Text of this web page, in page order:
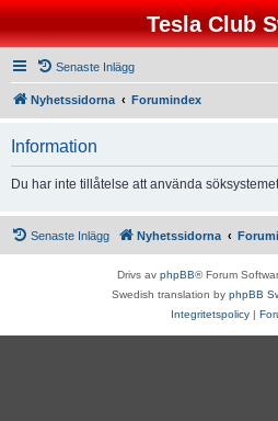
Tesla Club
Senaste Inlägg
Nyhetssidorna Forumindex
Information
Du har inte tillåtelse att använda
Senaste Inlägg Nyhetssidorna
Drivs av phpBB® Forum
Swedish translation by phpBB
Integritetspolicy |